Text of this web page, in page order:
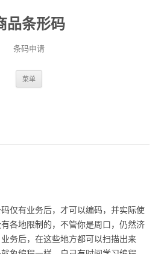
品条形码
条码申请
菜单
仅有业务后，才可以编码，并实际使
各地限制的，不管你是周口，仍然济
务后，在这些地方都可以扫描出来